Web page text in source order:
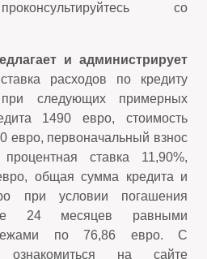
со
и администрирует
расходов по кредиту
при следующих примерных
1490 евро, стоимость
евро, первоначальный взнос
ставка 11,90%,
общая сумма кредита и
при условии погашения
24 месяцев равными
по 76,86 евро. С
на сайте